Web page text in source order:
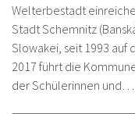
Welterbestadt
Stadt Schemnitz
Slowakei, seit 1993 auf
2017 führt die
der Schülerinnen und…